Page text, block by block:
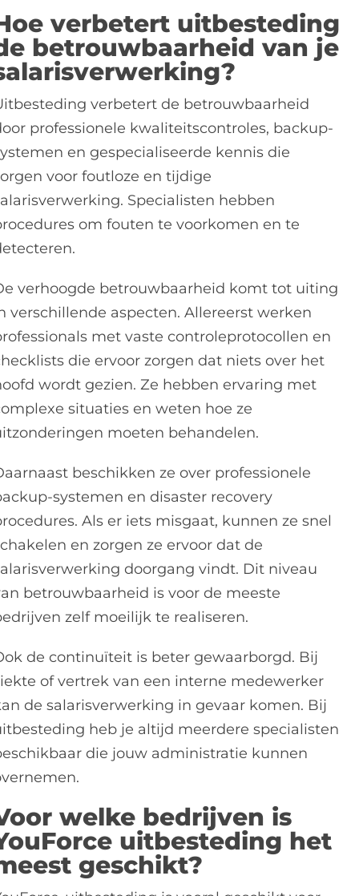
verbetert uitbesteding
betrouwbaarheid van je
verbetert de betrouwbaarheid
professionele kwaliteitscontroles, backup-
en gespecialiseerde kennis die
voor foutloze en tijdige
Specialisten hebben
om fouten te voorkomen en te
verhoogde betrouwbaarheid komt tot uiting
verschillende aspecten. Allereerst werken
met vaste controleprotocollen en
die ervoor zorgen dat niets over het
wordt gezien. Ze hebben ervaring met
situaties en weten hoe ze
moeten behandelen.
beschikken ze over professionele
systemen en disaster recovery
Als er iets misgaat, kunnen ze snel
en zorgen ze ervoor dat de
doorgang vindt. Dit niveau
betrouwbaarheid is voor de meeste
zelf moeilijk te realiseren.
de continuïteit is beter gewaarborgd. Bij
of vertrek van een interne medewerker
de salarisverwerking in gevaar komen. Bij
heb je altijd meerdere specialisten
die jouw administratie kunnen
welke bedrijven is
uitbesteding het
geschikt?